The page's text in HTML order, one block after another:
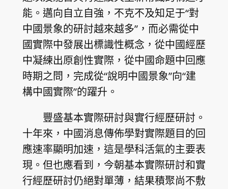
能。邁向自立自強，不克不及知足于“對
中國景象的研討越來越多”，而必需從中
國實際中發展出標識性概念，從中國經歷
中凝練出原創性實際，從中國命題中回應
時期之問，完成從“說明中國景象”向“建
構中國實際”的躍升。
豐盛基本實際研討與實行經歷研討。
十年來，中國消息傳佈學對實際題目的回
應速率顯明加速，這是學科活氣的主要表
現。但也應看到，今朝基本實際研討和實
行經歷研討仍絕對單薄，結果積聚尚不敷